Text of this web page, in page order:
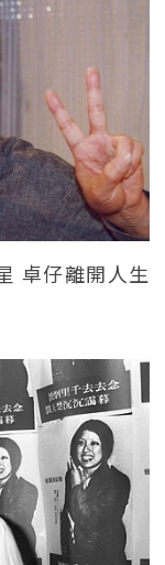
卓仔離開人生